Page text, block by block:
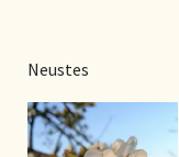
Neustes